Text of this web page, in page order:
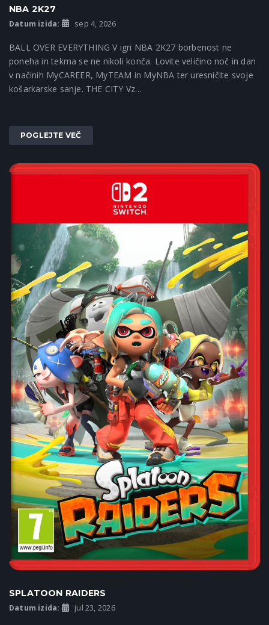
NBA 2K27
Datum izida: sep 4, 2026
BALL OVER EVERYTHING V igri NBA 2K27 borbenost ne
poneha in tekma se ne nikoli konča. Lovite veličino noč in dan
v načinih MyCAREER, MyTEAM in MyNBA ter uresničite svoje
košarkarske sanje. THE CITY Vz...
POGLEJTE VEČ
SPLATOON RAIDERS
Datum izida: jul 23, 2026